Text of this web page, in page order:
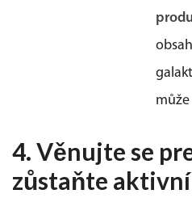
může
4. Věnujte se
zůstaňte aktivní